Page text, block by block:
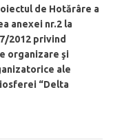
de Hotărâre a
anexei nr.2 la
2012 privind
organizare şi
ale
“Delta